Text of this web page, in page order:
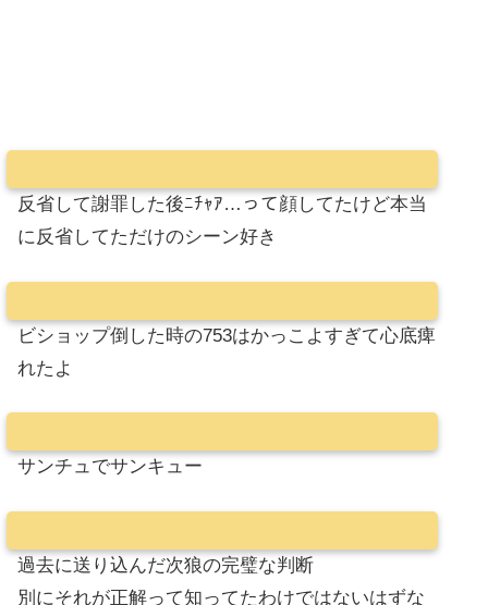
反省して謝罪した後ﾆﾁｬｱ…って顔してたけど本当
に反省してただけのシーン好き
ビショップ倒した時の753はかっこよすぎて心底痺
れたよ
サンチュでサンキュー
過去に送り込んだ次狼の完璧な判断
別にそれが正解って知ってたわけではないはずな